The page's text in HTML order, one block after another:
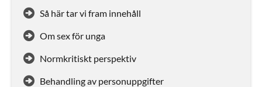
Så här tar vi fram innehåll
Om sex för unga
Normkritiskt perspektiv
Behandling av personuppgifter